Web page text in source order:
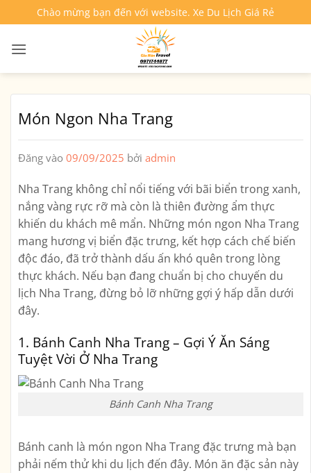
qua
nội
Chào mừng bạn đến với website. Xe Du Lịch Giá Rẻ
Món Ngon Nha Trang
Đăng vào 09/09/2025 bởi admin
Nha Trang không chỉ nổi tiếng với bãi biển trong xanh,
nắng vàng rực rỡ mà còn là thiên đường ẩm thực
khiến du khách mê mẩn. Những món ngon Nha Trang
mang hương vị biển đặc trưng, kết hợp cách chế biến
độc đáo, đã trở thành dấu ấn khó quên trong lòng
thực khách. Nếu bạn đang chuẩn bị cho chuyến du
lịch Nha Trang, đừng bỏ lỡ những gợi ý hấp dẫn dưới
đây.
1. Bánh Canh Nha Trang – Gợi Ý Ăn Sáng
Tuyệt Vời Ở Nha Trang
Bánh Canh Nha Trang
Bánh canh là món ngon Nha Trang đặc trưng mà bạn
phải nếm thử khi du lịch đến đây. Món ăn đặc sản này